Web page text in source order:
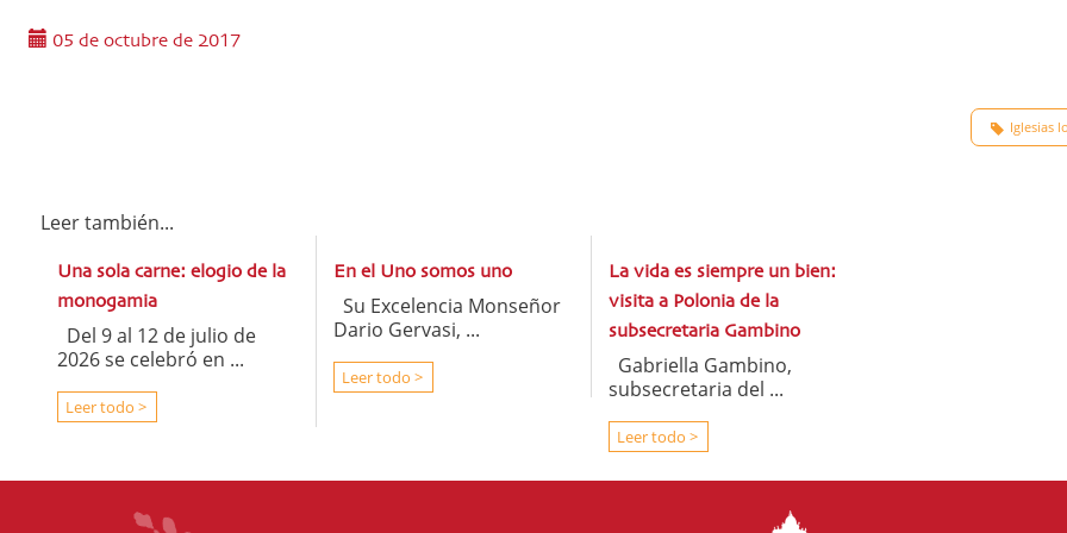
05 de octubre de 2017
Iglesias
Leer también...
Una sola carne: elogio de la
monogamia
Del 9 al 12 de julio de
2026 se celebró en ...
Leer todo >
En el Uno somos uno
Su Excelencia Monseñor
Dario Gervasi, ...
Leer todo >
La vida es siempre un bien:
visita a Polonia de la
subsecretaria Gambino
Gabriella Gambino,
subsecretaria del ...
Leer todo >